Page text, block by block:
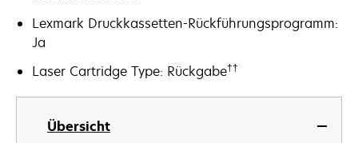
Lexmark Druckkassetten-Rückführungsprogramm:
Ja
Laser Cartridge Type: Rückgabe††
Übersicht